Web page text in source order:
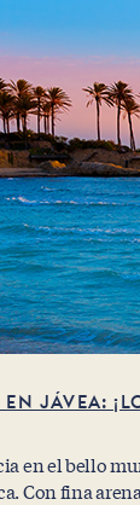
JÁVEA:
en el bello
Con fina